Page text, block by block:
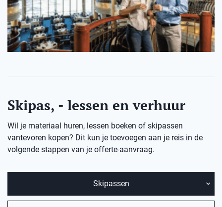
Skipas, - lessen en verhuur
Wil je materiaal huren, lessen boeken of skipassen
vantevoren kopen? Dit kun je toevoegen aan je reis in de
volgende stappen van je offerte-aanvraag.
Skipassen